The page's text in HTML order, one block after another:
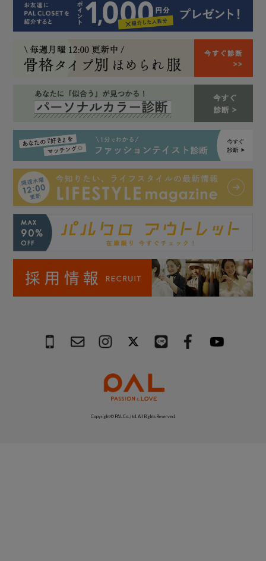
Copyright © PAL Co.,ltd. All Rights Reserved.